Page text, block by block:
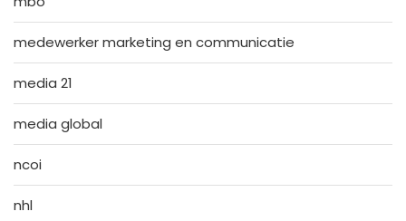
medewerker marketing en communicatie
media 21
media global
ncoi
nhl